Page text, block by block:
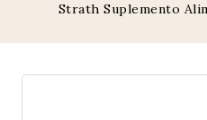
Strath Suplemento